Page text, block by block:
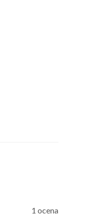
1 ocena